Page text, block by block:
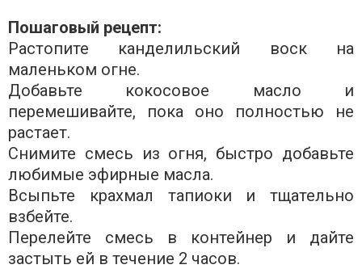
Пошаговый рецепт:
Растопите канделильский воск на
маленьком огне.
Добавьте кокосовое масло и
перемешивайте, пока оно полностью не
растает.
Снимите смесь из огня, быстро добавьте
любимые эфирные масла.
Всыпьте крахмал тапиоки и тщательно
взбейте.
Перелейте смесь в контейнер и дайте
застыть ей в течение 2 часов.